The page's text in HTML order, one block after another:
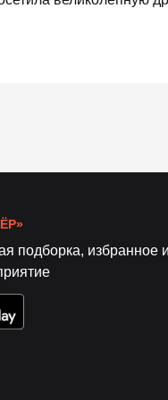
подборка, избранное и